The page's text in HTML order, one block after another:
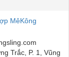
MêKông
Trắc, P. 1, Vũng